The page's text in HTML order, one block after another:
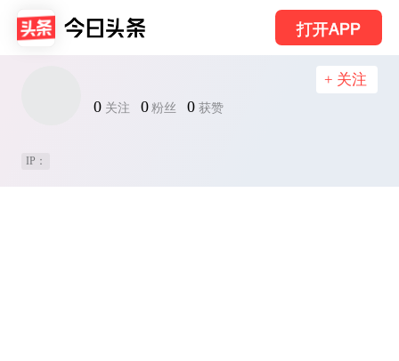
打开APP
0 关注 0 粉丝 0 获赞
+ 关注
IP：